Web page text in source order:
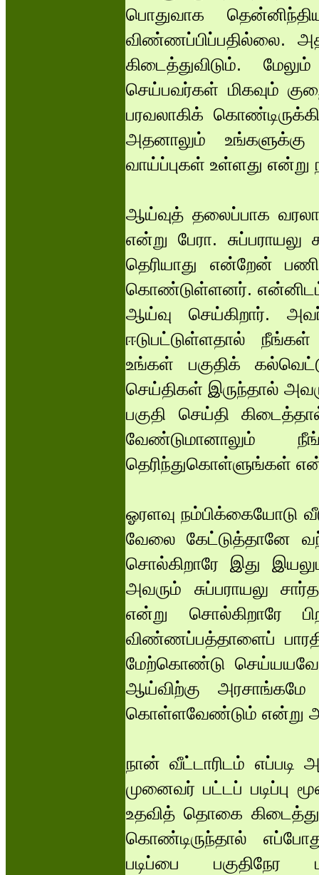
பொதுவாக
விண்ணப்பிப்பதில்லை.
கிடைத்துவிடும்.
செய்பவர்கள் மிகவும்
பரவலாகிக்
அதனாலும்
வாய்ப்புகள் உள்ளது என்று
ஆய்வுத் தலைப்பாக
என்று பேரா.
தெரியாது என்றேன்
கொண்டுள்ளனர். என்னிடம்
ஆய்வு செய்கிறார்.
ஈடுபட்டுள்ளதால் நீங்கள்
உங்கள் பகுதிக்
செய்திகள் இருந்தால்
பகுதி செய்தி
வேண்டுமானாலும்
தெரிந்துகொள்ளுங்கள்
ஓரளவு நம்பிக்கையோடு
வேலை கேட்டுத்தானே
சொல்கிறாரே இது
அவரும் சுப்பராயலு
என்று சொல்கிறாரே
விண்ணப்பத்தாளைப்
மேற்கொண்டு
ஆய்விற்கு
கொள்ளவேண்டும் என்று
நான் வீட்டாரிடம் எப்படி
முனைவர் பட்டப்
உதவித் தொகை
கொண்டிருந்தால்
படிப்பை பகுதிநேர